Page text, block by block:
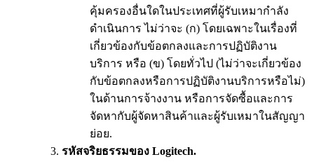
คุ้มครองอื่นใดในประเทศที่ผู้รับเหมากำลัง
ดำเนินการ ไม่ว่าจะ (ก) โดยเฉพาะในเรื่องที่
เกี่ยวข้องกับข้อตกลงและการปฏิบัติงาน
บริการ หรือ (ข) โดยทั่วไป (ไม่ว่าจะเกี่ยวข้อง
กับข้อตกลงหรือการปฏิบัติงานบริการหรือไม่)
ในด้านการจ้างงาน หรือการจัดซื้อและการ
จัดหากับผู้จัดหาสินค้าและผู้รับเหมาในสัญญา
ย่อย.
รหัสจริยธรรมของ Logitech.